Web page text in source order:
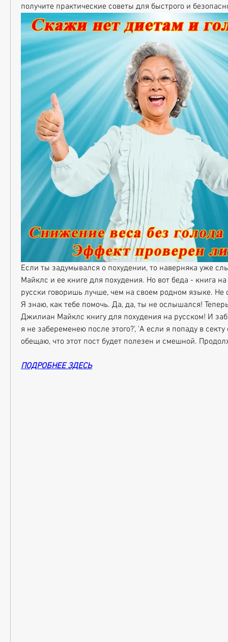
получите практические советы для быстрого и
Если ты задумывался о похудении, то наверняка уже
Майклс и ее книге для похудения. Но вот беда - книга
русски говоришь лучше, чем на своем родном языке. Не
Я знаю, как тебе помочь. Да, да, ты не ослышался!
Джилиан Майклс книгу для похудения на русском! И
я не забеременею после этого?', 'А если я попаду в секту
обещаю, что этот пост будет полезен и смешной.
ПОДРОБНЕЕ ЗДЕСЬ